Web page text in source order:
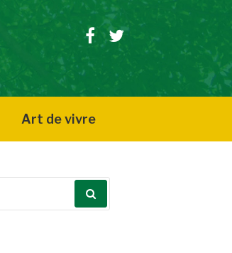
Facebook
Twitter
Art de vivre